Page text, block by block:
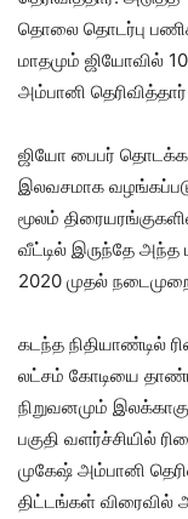
தொலை தொடர்பு
மாதமும் ஜியோவில்
அம்பானி
ஜியோ பைபர்
இலவசமாக
மூலம்
வீட்டில் இருந்தே அந்த
2020 முதல்
கடந்த நிதியாண்டில்
லட்சம் கோடியை
நிறுவனமும்
பகுதி வளர்ச்சியில்
முகேஷ் அம்பானி
திட்டங்கள் விரைவில்